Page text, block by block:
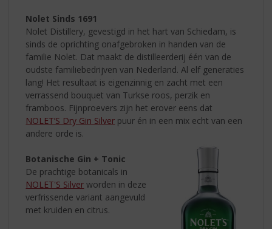
Nolet Sinds 1691
Nolet Distillery, gevestigd in het hart van Schiedam, is
sinds de oprichting onafgebroken in handen van de
familie Nolet. Dat maakt de distilleerderij één van de
oudste familiebedrijven van Nederland. Al elf generaties
lang! Het resultaat is eigenzinnig en zacht met een
verrassend bouquet van Turkse roos, perzik en
framboos. Fijnproevers zijn het erover eens dat
NOLET’S Dry Gin Silver puur én in een mix echt van een
andere orde is.
Botanische Gin + Tonic
De prachtige botanicals in
NOLET'S Silver worden in deze
verfrissende variant aangevuld
met kruiden en citrus.